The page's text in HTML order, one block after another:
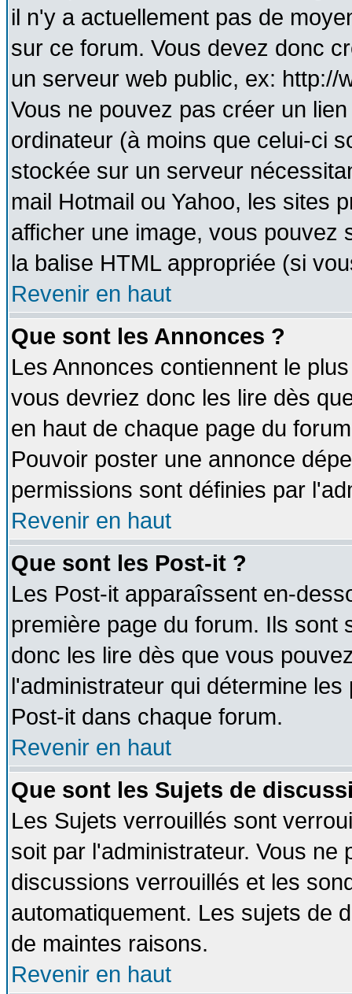
il n'y a actuellement pas de
sur ce forum. Vous devez donc
un serveur web public, ex: http://
Vous ne pouvez pas créer un
ordinateur (à moins que celui-ci
stockée sur un serveur
mail Hotmail ou Yahoo, les sites
afficher une image, vous pouvez
la balise HTML appropriée (si
Revenir en haut
Que sont les Annonces ?
Les Annonces contiennent le
vous devriez donc les lire dès
en haut de chaque page du
Pouvoir poster une annonce
permissions sont définies par
Revenir en haut
Que sont les Post-it ?
Les Post-it apparaîssent en-
première page du forum. Ils
donc les lire dès que vous
l'administrateur qui détermine
Post-it dans chaque forum.
Revenir en haut
Que sont les Sujets de
Les Sujets verrouillés sont
soit par l'administrateur. Vous
discussions verrouillés et les
automatiquement. Les sujets de
de maintes raisons.
Revenir en haut